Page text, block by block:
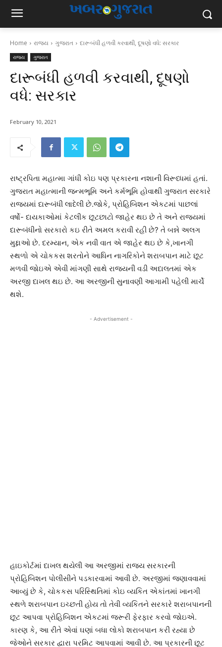
Home રાજ્ય ગુજરાત દારૂબંધી હળવી કરવાથી, દૂષણો વધે: સરકાર
રાજ્ય ગુજરાત
દારૂબંધી હળવી કરવાથી, દૂષણો
વધે: સરકાર
February 10, 2021
રાષ્ટ્રપિતા મહાત્મા ગાંધી કોઇ પણ પ્રકારના નશાની વિરૂધ્ધમાં હતાં.
ગુજરાત મહાત્માની જન્મભૂમિ અને કર્મભૂમિ હોવાથી ગુજરાત સરકારે
રાજયમાં દારૂબંધી લાદેલી છે.જોકે, પ્રોહિબિશન એકટમાં પાછલાં
વર્ષો- દાયકાઓમાં કેટલીક છૂટછાટો જાહેર થઇ છે તે અને રાજયમાં
દારૂબંધીનો સરકારો કઇ રીતે અમલ કરાવી રહી છે? તે બન્ને અલગ
મુદ્દાઓ છે. દરમ્યાન, એક નવી વાત એ જાહેર થઇ છે કે,ખાનગી
સ્થળો એ ચોકકસ શરતોને આધિન નાગરિકોને શરાબપાન માટે છૂટ
મળવી જોઇએ એવી માંગણી સાથે રાજયની વડી અદાલતમાં એક
અરજી દાખલ થઇ છે. આ અરજીની સુનાવણી આગામી પહેલી માર્ચે
થશે.
- Advertisement -
હાઇકોર્ટમાં દાખલ થયેલી આ અરજીમાં રાજય સરકારની
પ્રોહિબિશન પોલીસીને પડકારવામાં આવી છે. અરજીમાં જણાવવામાં
આવ્યું છે કે, ચોકકસ પરિસ્થિતિમાં કોઇ વ્યકિત એકાંતમાં ખાનગી
સ્થળે શરાબપાન ઇચ્છતી હોય તો તેવી વ્યકિતને સરકારે શરાબપાનની
છૂટ આપવા પ્રોહિબિશન એકટમાં જરૂરી ફેરફાર કરવો જોઇએ.
કારણ કે, આ રીતે એવાં ઘણાં બધા લોકો શરાબપાન કરી રહ્યા છે
જેઓને સરકાર દ્વારા પરમિટ આપવામાં આવી છે. આ પ્રકારની છૂટ